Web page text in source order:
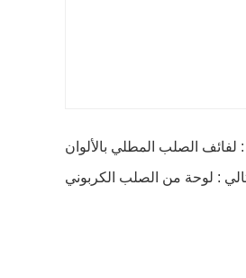
لفائف الصلب المطلي بالألوان
: لوحة من الصلب الكربوني